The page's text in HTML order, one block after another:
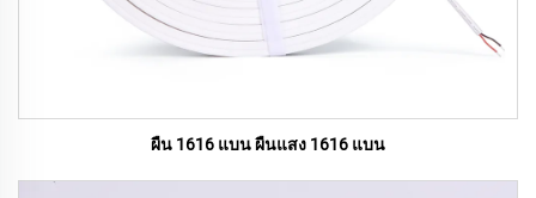
ผืน 1616 แบน ผืนแสง 1616 แบน